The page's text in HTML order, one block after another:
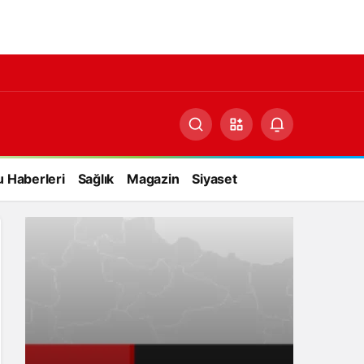
Haberleri Sağlık Magazin Siyaset